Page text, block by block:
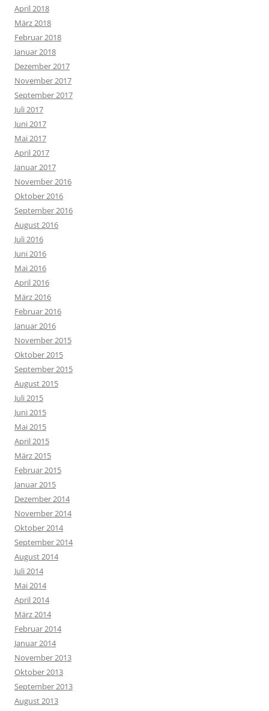
April 2018
März 2018
Februar 2018
Januar 2018
Dezember 2017
November 2017
September 2017
Juli 2017
Juni 2017
Mai 2017
April 2017
Januar 2017
November 2016
Oktober 2016
September 2016
August 2016
Juli 2016
Juni 2016
Mai 2016
April 2016
März 2016
Februar 2016
Januar 2016
November 2015
Oktober 2015
September 2015
August 2015
Juli 2015
Juni 2015
Mai 2015
April 2015
März 2015
Februar 2015
Januar 2015
Dezember 2014
November 2014
Oktober 2014
September 2014
August 2014
Juli 2014
Mai 2014
April 2014
März 2014
Februar 2014
Januar 2014
November 2013
Oktober 2013
September 2013
August 2013